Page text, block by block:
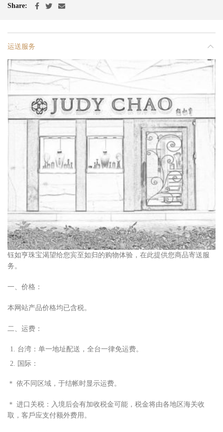
Share
运送服务
钰如亨珠宝渴望给您宾至如归的购物体验，在此提供您商品寄送服
务。
一、价格：
本网站产品价格均已含税。
二、运费：
台湾：单⼀地址配送，全台⼀律免运费。
国际：
＊ 依不同区域，于结帐时显⽰运费。
＊ 进⼝ 关税： ⼊境后会有加收税⾦可能，税⾦将由各地区海关收
取，客 ⼾应⽀付额外费⽤ 。